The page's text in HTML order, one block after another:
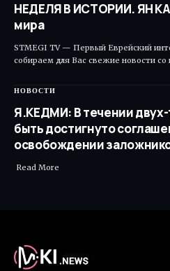
НЕДЕЛЯ В ИСТОРИИ. ЯН
мира
STMEGI TV — Первый Еврейский
собираем для Вас свежие новости со
НОВОСТИ
Я.КЕДМИ: В течении
быть достигнуто
освобождении
Read More ​